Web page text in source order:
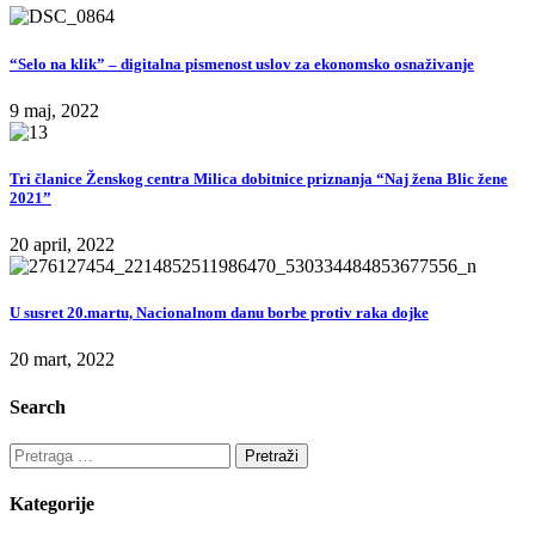
“Selo na klik” – digitalna pismenost uslov za ekonomsko osnaživanje
9 maj, 2022
Tri članice Ženskog centra Milica dobitnice priznanja “Naj žena Blic žene
2021”
20 april, 2022
U susret 20.martu, Nacionalnom danu borbe protiv raka dojke
20 mart, 2022
Search
Pretraga
za:
Kategorije